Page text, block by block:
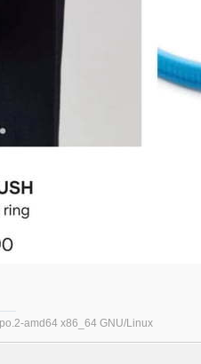
amd64 x86_64 GNU/Linux